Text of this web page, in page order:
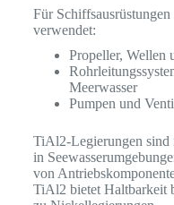
Für
verwendet:
Propeller, Wellen
Meerwasser
Pumpen und
TiAl2-Legierungen sind
in
von
TiAl2 bietet Haltbarkeit